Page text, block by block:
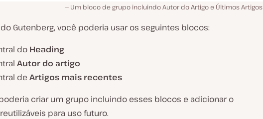
Um bloco de grupo incluindo Autor do Artigo e Últimos Artigos
Gutenberg, você poderia usar os seguintes blocos:
do Heading
Autor do artigo
de Artigos mais recentes
criar um grupo incluindo esses blocos e adicionar o
para uso futuro.